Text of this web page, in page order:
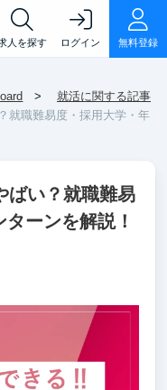
人を探す ログイン 無料登録
就活に関する記事
就職難易度・採用大学・年
ばい？就職難易
ーンを解説！